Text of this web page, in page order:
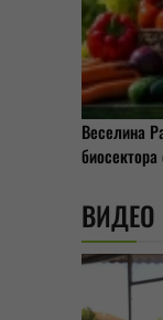
Веселина